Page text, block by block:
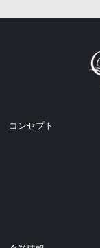
コンセプト